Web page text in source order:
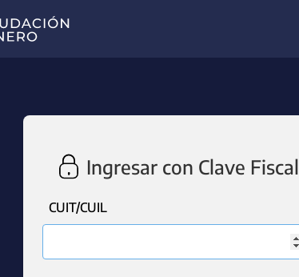
Ingresar con Clave Fiscal
CUIT/CUIL